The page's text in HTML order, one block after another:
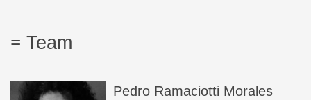
Team
Pedro Ramaciotti Morales